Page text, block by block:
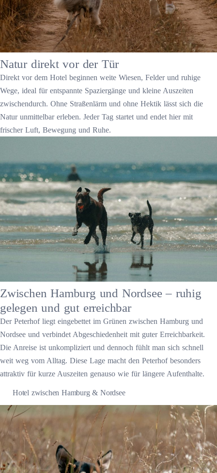
Natur direkt vor der Tür
Direkt vor dem Hotel beginnen weite Wiesen, Felder und ruhige
Wege, ideal für entspannte Spaziergänge und kleine Auszeiten
zwischendurch. Ohne Straßenlärm und ohne Hektik lässt sich die
Natur unmittelbar erleben. Jeder Tag startet und endet hier mit
frischer Luft, Bewegung und Ruhe.
Zwischen Hamburg und Nordsee – ruhig
gelegen und gut erreichbar
Der Peterhof liegt eingebettet im Grünen zwischen Hamburg und
Nordsee und verbindet Abgeschiedenheit mit guter Erreichbarkeit.
Die Anreise ist unkompliziert und dennoch fühlt man sich schnell
weit weg vom Alltag. Diese Lage macht den Peterhof besonders
attraktiv für kurze Auszeiten genauso wie für längere Aufenthalte.
Hotel zwischen Hamburg & Nordsee